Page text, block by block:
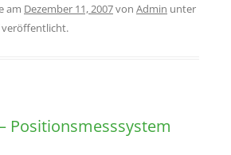
am Dezember 11, 2007von Admin unter
veröffentlicht.
Positionsmesssystem